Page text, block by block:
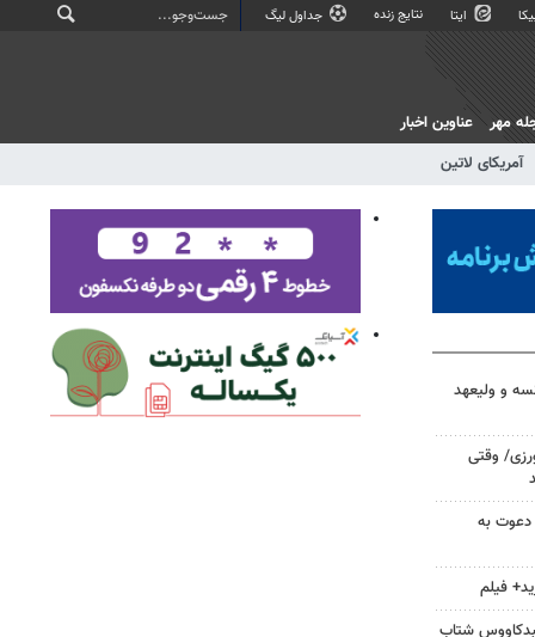
ایتا نتایج زنده جداول لیگ
آمریکای لاتین
مهر عناوین اخبار
و ولیعهد
وقتی
دعوت به
فیلم
شتاب